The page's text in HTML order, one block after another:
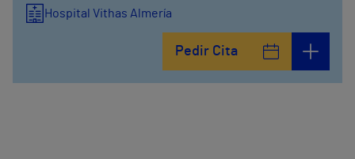
Hospital Vithas Almería
Pedir Cita